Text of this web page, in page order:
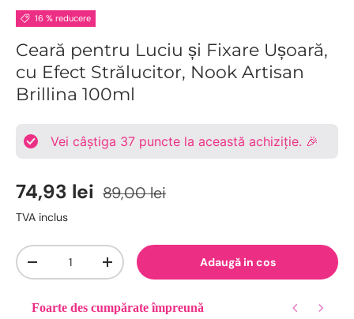
16 % reducere
Ceară pentru Luciu și Fixare Ușoară,
cu Efect Strălucitor, Nook Artisan
Brillina 100ml
Vei câștiga 37 puncte la această achiziție. 🎉
74,93 lei 89,00 lei
TVA inclus
Cantitate
-
+ Adaugă in cos
Foarte des cumpărate împreună